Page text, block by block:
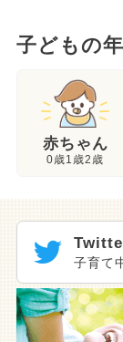
子どもの
赤ちゃん
0歳1歳2歳
子育て